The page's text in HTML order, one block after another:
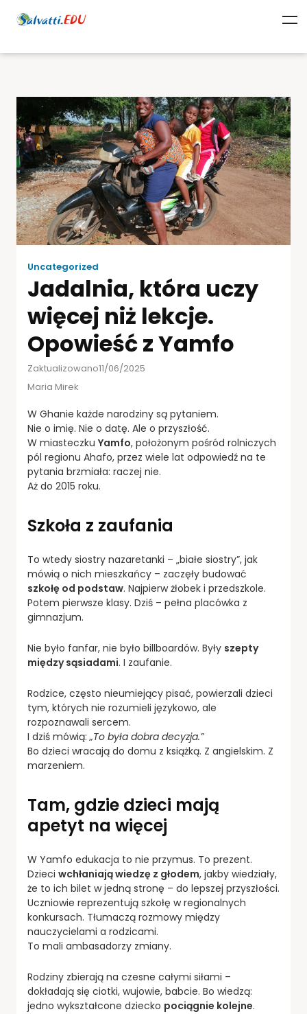
Uncategorized
Jadalnia, która uczy
więcej niż lekcje.
Opowieść z Yamfo
Zaktualizowano11/06/2025
Maria Mirek
W Ghanie każde narodziny są pytaniem.
Nie o imię. Nie o datę. Ale o przyszłość.
W miasteczku Yamfo, położonym pośród rolniczych
pól regionu Ahafo, przez wiele lat odpowiedź na te
pytania brzmiała: raczej nie.
Aż do 2015 roku.
Szkoła z zaufania
To wtedy siostry nazaretanki – „białe siostry”, jak
mówią o nich mieszkańcy – zaczęły budować
szkołę od podstaw. Najpierw żłobek i przedszkole.
Potem pierwsze klasy. Dziś – pełna placówka z
gimnazjum.
Nie było fanfar, nie było billboardów. Były szepty
między sąsiadami. I zaufanie.
Rodzice, często nieumiejący pisać, powierzali dzieci
tym, których nie rozumieli językowo, ale
rozpoznawali sercem.
I dziś mówią:„To była dobra decyzja.”
Bo dzieci wracają do domu z książką. Z angielskim. Z
marzeniem.
Tam, gdzie dzieci mają
apetyt na więcej
W Yamfo edukacja to nie przymus. To prezent.
Dzieci wchłaniają wiedzę z głodem, jakby wiedziały,
że to ich bilet w jedną stronę – do lepszej przyszłości.
Uczniowie reprezentują szkołę w regionalnych
konkursach. Tłumaczą rozmowy między
nauczycielami a rodzicami.
To mali ambasadorzy zmiany.
Rodziny zbierają na czesne całymi siłami –
dokładają się ciotki, wujowie, babcie. Bo wiedzą:
jedno wykształcone dziecko pociągnie kolejne.